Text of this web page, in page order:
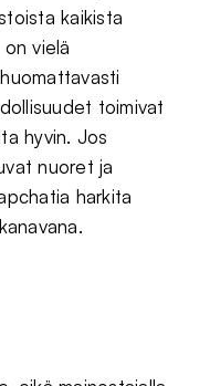
kaikista
vielä
toimivat
hyvin. Jos
nuoret ja
harkita